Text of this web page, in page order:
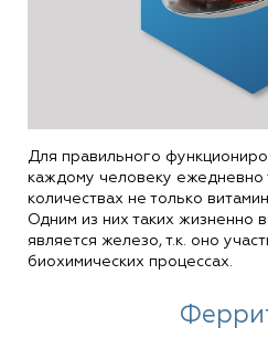
Для правильного
каждому человеку ежедневно
количествах не только
Одним из них таких жизненно
является железо, т.к. оно
биохимических процессах.